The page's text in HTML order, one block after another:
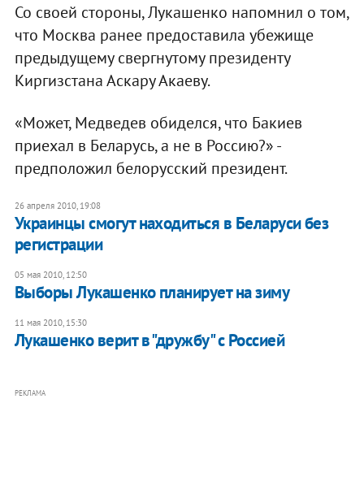
Со своей стороны, Лукашенко напомнил о том,
что Москва ранее предоставила убежище
предыдущему свергнутому президенту
Киргизстана Аскару Акаеву.
«Может, Медведев обиделся, что Бакиев
приехал в Беларусь, а не в Россию?» -
предположил белорусский президент.
26 апреля 2010, 19:08
Украинцы смогут находиться в Беларуси без
регистрации
05 мая 2010, 12:50
Выборы Лукашенко планирует на зиму
11 мая 2010, 15:30
Лукашенко верит в "дружбу" с Россией
РЕКЛАМА